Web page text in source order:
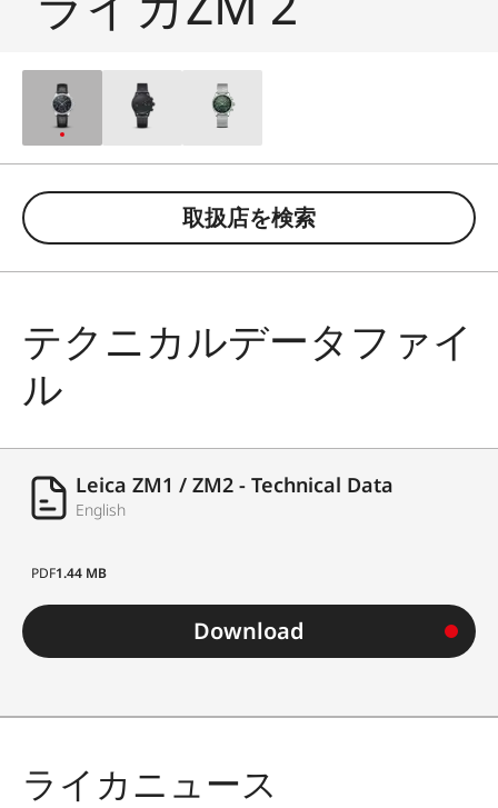
取扱店を検索
テクニカルデータファイ
ル
Leica ZM1 / ZM2 - Technical Data
English
PDF1.44 MB
Download
ライカニュース